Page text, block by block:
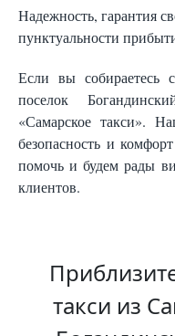
Надежность, гарантия
пунктуальности
Если вы собираетесь
поселок
«Самарское такси».
безопасность и
помочь и будем рады
клиентов.
такси из